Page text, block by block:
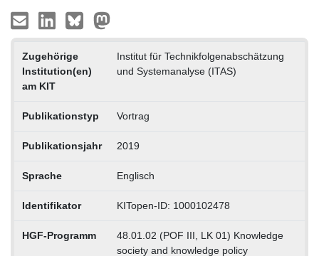
Zugehörige
Institution(en)
am KIT
Institut für Technikfolgenabschätzung
und Systemanalyse (ITAS)
Publikationstyp Vortrag
Publikationsjahr 2019
Sprache Englisch
Identifikator KITopen-ID: 1000102478
HGF-Programm
48.01.02 (POF III, LK 01) Knowledge
society and knowledge policy